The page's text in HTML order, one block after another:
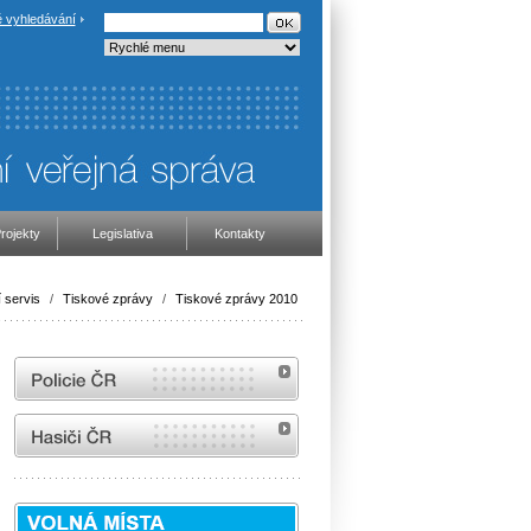
vyhledávání
Legislativa Kontakty
servis / Tiskové zprávy / Tiskové zprávy 2010
internetové stránky Policie ČR
internetové stránky Hasiči ČR